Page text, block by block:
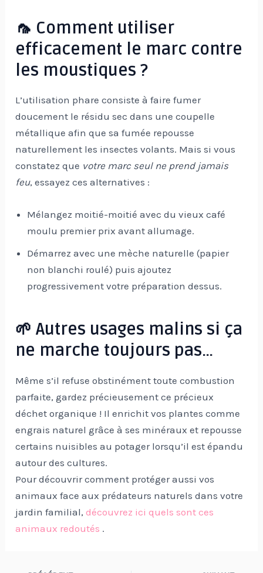
🦟 Comment utiliser
efficacement le marc contre
les moustiques ?
L’utilisation phare consiste à faire fumer
doucement le résidu sec dans une coupelle
métallique afin que sa fumée repousse
naturellement les insectes volants. Mais si vous
constatez que votre marc seul ne prend jamais
feu, essayez ces alternatives :
Mélangez moitié-moitié avec du vieux café
moulu premier prix avant allumage.
Démarrez avec une mèche naturelle (papier
non blanchi roulé) puis ajoutez
progressivement votre préparation dessus.
🌱 Autres usages malins si ça
ne marche toujours pas…
Même s’il refuse obstinément toute combustion
parfaite, gardez précieusement ce précieux
déchet organique ! Il enrichit vos plantes comme
engrais naturel grâce à ses minéraux et repousse
certains nuisibles au potager lorsqu’il est épandu
autour des cultures.
Pour découvrir comment protéger aussi vos
animaux face aux prédateurs naturels dans votre
jardin familial, découvrez ici quels sont ces
animaux redoutés .